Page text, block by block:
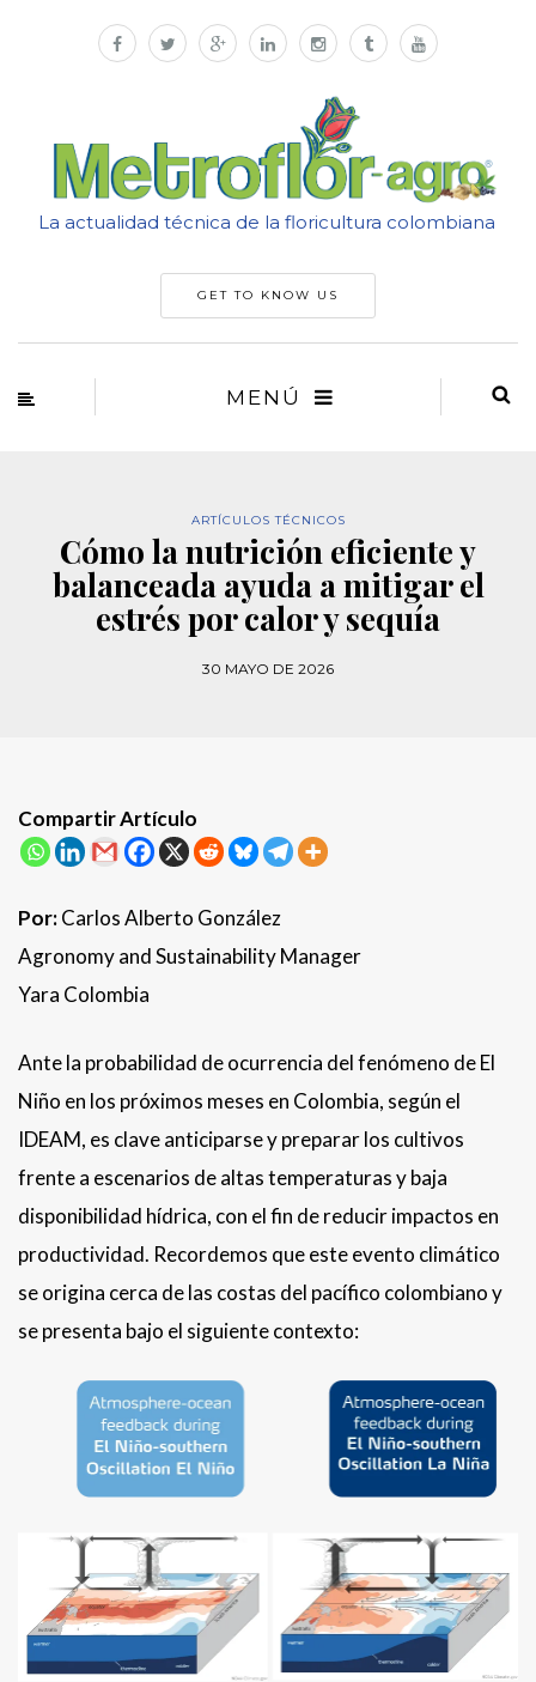
La actualidad técnica de la floricultura colombiana
GET TO KNOW US
MENÚ
ARTÍCULOS TÉCNICOS
Cómo la nutrición eficiente y
balanceada ayuda a mitigar el
estrés por calor y sequía
30 MAYO DE 2026
Compartir Artículo
Por:Carlos Alberto González
Agronomy and Sustainability Manager
Yara Colombia
Ante la probabilidad de ocurrencia del fenómeno de El
Niño en los próximos meses en Colombia, según el
IDEAM, es clave anticiparse y preparar los cultivos
frente a escenarios de altas temperaturas y baja
disponibilidad hídrica, con el fin de reducir impactos en
productividad. Recordemos que este evento climático
se origina cerca de las costas del pacífico colombiano y
se presenta bajo el siguiente contexto: